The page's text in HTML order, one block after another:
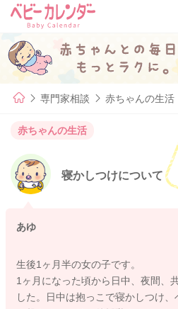
専門家相談 赤ちゃんの生活
赤ちゃんの生活
寝かしつけについて
あゆ
生後1ヶ月半の女の子です。
1ヶ月になった頃から日中、夜間、
した。日中は抱っこで寝かしつけ